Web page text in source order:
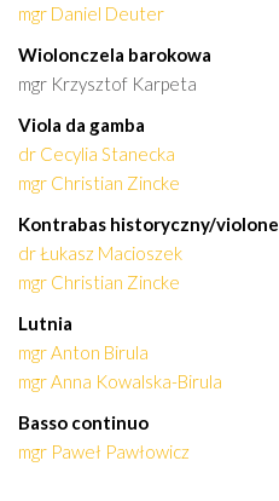
mgr Daniel Deuter
Wiolonczela barokowa
mgr Krzysztof Karpeta
Viola da gamba
dr Cecylia Stanecka
mgr Christian Zincke
Kontrabas historyczny/violone
dr Łukasz Macioszek
mgr Christian Zincke
Lutnia
mgr Anton Birula
mgr Anna Kowalska-Birula
Basso continuo
mgr Paweł Pawłowicz